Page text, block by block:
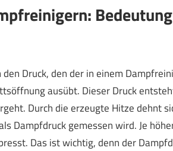
Druck, den der in einem
ausübt. Dieser Druck
Durch die erzeugte Hitze dehnt
Dampfdruck gemessen wird. Je
Das ist wichtig, denn der